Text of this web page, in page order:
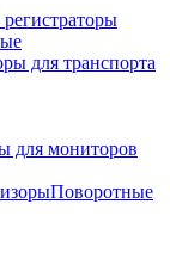
для транспорта
для мониторов
Поворотные